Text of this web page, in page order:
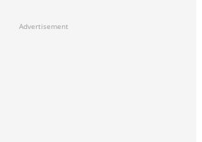
Advertisement